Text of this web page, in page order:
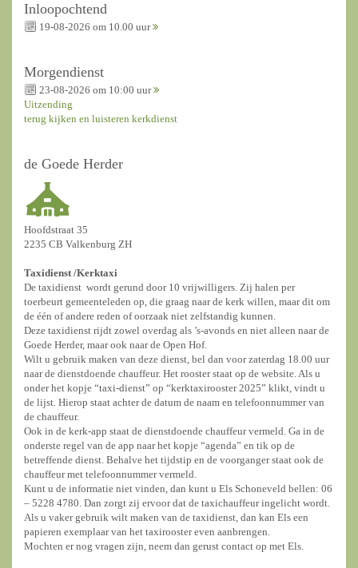
Inloopochtend
19-08-2026 om 10.00 uur
Morgendienst
23-08-2026 om 10:00 uur
Uitzending
terug kijken en luisteren kerkdienst
de Goede Herder
Hoofdstraat 35
2235 CB Valkenburg ZH
Taxidienst /Kerktaxi
De taxidienst wordt gerund door 10 vrijwilligers. Zij halen per
toerbeurt gemeenteleden op, die graag naar de kerk willen, maar dit om
de één of andere reden of oorzaak niet zelfstandig kunnen.
Deze taxidienst rijdt zowel overdag als ’s-avonds en niet alleen naar de
Goede Herder, maar ook naar de Open Hof.
Wilt u gebruik maken van deze dienst, bel dan voor zaterdag 18.00 uur
naar de dienstdoende chauffeur. Het rooster staat op de website. Als u
onder het kopje “taxi-dienst” op “kerktaxirooster 2025” klikt, vindt u
de lijst. Hierop staat achter de datum de naam en telefoonnummer van
de chauffeur.
Ook in de kerk-app staat de dienstdoende chauffeur vermeld. Ga in de
onderste regel van de app naar het kopje “agenda” en tik op de
betreffende dienst. Behalve het tijdstip en de voorganger staat ook de
chauffeur met telefoonnummer vermeld.
Kunt u de informatie niet vinden, dan kunt u Els Schoneveld bellen: 06
– 5228 4780. Dan zorgt zij ervoor dat de taxichauffeur ingelicht wordt.
Als u vaker gebruik wilt maken van de taxidienst, dan kan Els een
papieren exemplaar van het taxirooster even aanbrengen.
Mochten er nog vragen zijn, neem dan gerust contact op met Els.